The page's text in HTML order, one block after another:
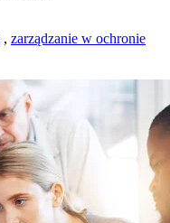
, zarządzanie w ochronie